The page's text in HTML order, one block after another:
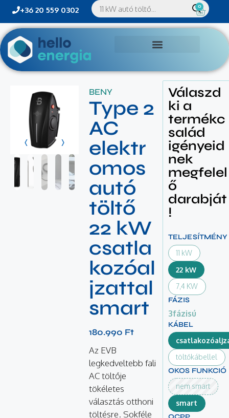
+36 20 559 0302 0
BENY
Type 2
AC
elektr
omos
autó
töltő
22 kW
csatla
kozóal
jzattal
smart
180.990 Ft
Az EVB
legkedveltebb fali
AC töltője
tökéletes
választás otthoni
töltésre. Sokféle
Válaszd
ki a
termékc
salád
igényeid
nek
megfelel
ő
darabját
!
TELJESÍTMÉNY
11 kW
22 kW
7,4 KW
FÁZIS
3fázisú
KÁBEL
töltőkábellel
OKOS FUNKCIÓ
nem smart
smart